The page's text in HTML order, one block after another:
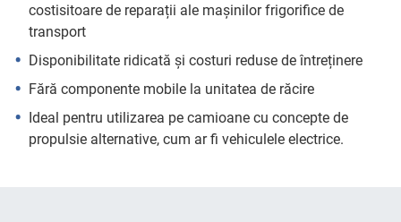
costisitoare de reparații ale mașinilor frigorifice de
transport
Disponibilitate ridicată și costuri reduse de întreținere
Fără componente mobile la unitatea de răcire
Ideal pentru utilizarea pe camioane cu concepte de
propulsie alternative, cum ar fi vehiculele electrice.